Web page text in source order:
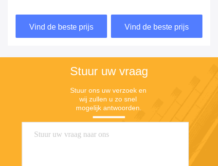
Witte Kader van de
Serigrafiedruk
Vind de beste prijs
Serigrafieglas voor Touch
screen
Vind de beste prijs
Stuur uw vraag
Stuur ons uw verzoek en
wij zullen u zo snel
mogelijk antwoorden.